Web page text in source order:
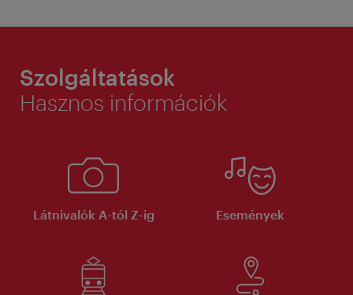
Szolgáltatások
Hasznos információk
Látnivalók A-tól Z-ig Események